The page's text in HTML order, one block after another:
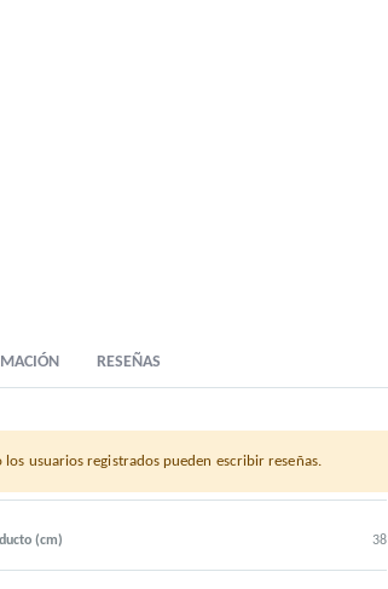
Comercial SACO PAPEL POLLO ASADO V.2 (1X500)
(cm) 38
RESEÑAS
los usuarios registrados pueden escribir reseñas.